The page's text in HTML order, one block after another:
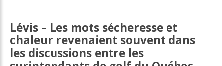
Lévis – Les mots sécheresse et
chaleur revenaient souvent dans
les discussions entre les